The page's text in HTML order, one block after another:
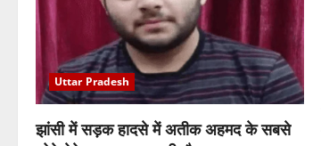
Uttar Pradesh
झांसी में सड़क हादसे में अतीक अहमद के सबसे